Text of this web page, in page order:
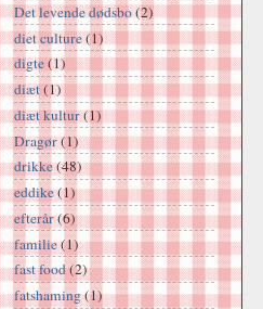
Det levende dødsbo(2)
diet culture(1)
digte(1)
diæt(1)
diæt kultur(1)
Dragør(1)
drikke(48)
eddike(1)
efterår(6)
familie(1)
fast food(2)
fatshaming(1)